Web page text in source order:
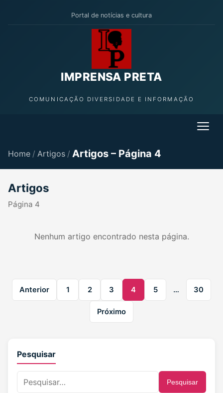
Portal de notícias e cultura
IMPRENSA PRETA
COMUNICAÇÃO DIVERSIDADE E INFORMAÇÃO
Home / Artigos / Artigos – Página 4
Artigos
Página 4
Nenhum artigo encontrado nesta página.
Anterior 1 2 3 4 5 … 30
Próximo
Pesquisar
Pesquisar